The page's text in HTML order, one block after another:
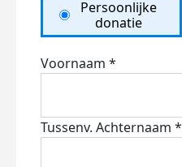
Persoonlijke
donatie
Voornaam *
Tussenv. Achternaam *